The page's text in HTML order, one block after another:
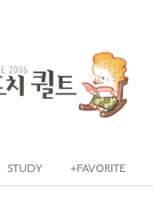
STUDY +FAVORITE